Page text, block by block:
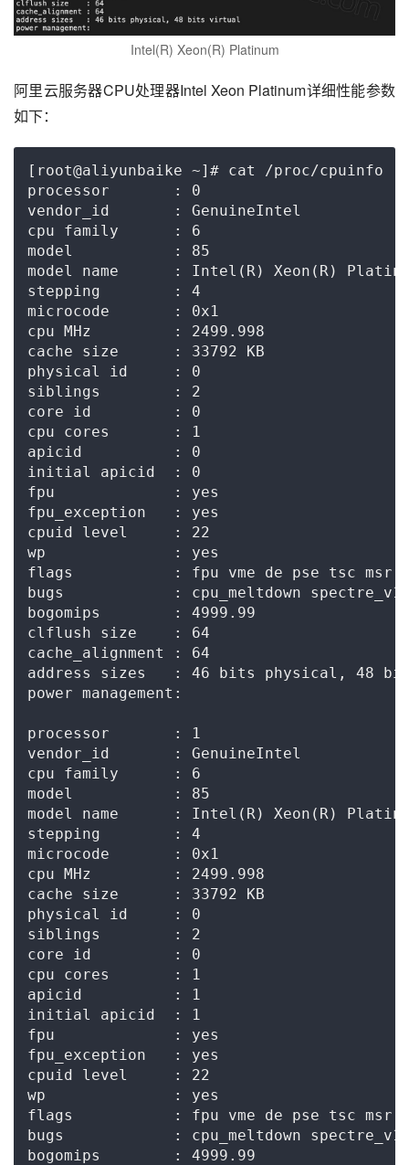
Intel(R) Xeon(R) Platinum
阿里云服务器CPU处理器Intel Xeon Platinum详细性能参数
如下：
[root@aliyunbaike ~]# cat /proc/cpuinfo
processor       : 0
vendor_id       : GenuineIntel
cpu family      : 6
model           : 85
model name      : Intel(R) Xeon(R)
stepping        : 4
microcode       : 0x1
cpu MHz         : 2499.998
cache size      : 33792 KB
physical id     : 0
siblings        : 2
core id         : 0
cpu cores       : 1
apicid          : 0
initial apicid  : 0
fpu             : yes
fpu_exception   : yes
cpuid level     : 22
wp              : yes
flags           : fpu vme de pse tsc msr pae
bugs            : cpu_meltdown spectre_v1
bogomips        : 4999.99
clflush size    : 64
cache_alignment : 64
address sizes   : 46 bits physical, 48
power management:
processor       : 1
vendor_id       : GenuineIntel
cpu family      : 6
model           : 85
model name      : Intel(R) Xeon(R)
stepping        : 4
microcode       : 0x1
cpu MHz         : 2499.998
cache size      : 33792 KB
physical id     : 0
siblings        : 2
core id         : 0
cpu cores       : 1
apicid          : 1
initial apicid  : 1
fpu             : yes
fpu_exception   : yes
cpuid level     : 22
wp              : yes
flags           : fpu vme de pse tsc msr pae
bugs            : cpu_meltdown spectre_v1
bogomips        : 4999.99